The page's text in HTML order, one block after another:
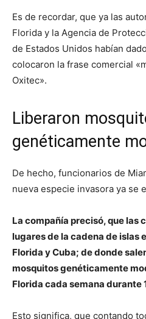
Es de recordar, que ya las
Florida y la Agencia de
de Estados Unidos habían
colocaron la frase comercial
Oxitec».
Liberaron
genéticamente
De hecho, funcionarios de
nueva especie invasora ya se
La compañía precisó, que las
lugares de la cadena de islas
Florida y Cuba; de donde
mosquitos genéticamente
Florida cada semana durante
Esto significa, que contando